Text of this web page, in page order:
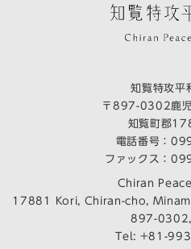
知覧特攻
〒897-0302鹿
知覧町郡
電話番号：
ファックス：
Chiran
17881 Kori, Chiran-cho,
897-
Tel: +81-